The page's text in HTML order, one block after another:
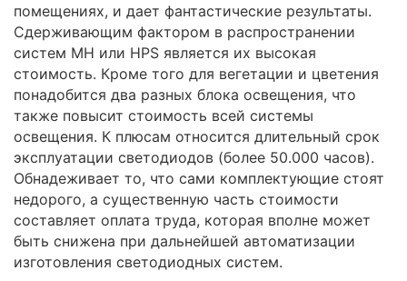
помещениях, и дает фантастические результаты.
Сдерживающим фактором в распространении
систем МН или HPS является их высокая
стоимость. Кроме того для вегетации и цветения
понадобится два разных блока освещения, что
также повысит стоимость всей системы
освещения. К плюсам относится длительный срок
эксплуатации светодиодов (более 50.000 часов).
Обнадеживает то, что сами комплектующие стоят
недорого, а существенную часть стоимости
составляет оплата труда, которая вполне может
быть снижена при дальнейшей автоматизации
изготовления светодиодных систем.